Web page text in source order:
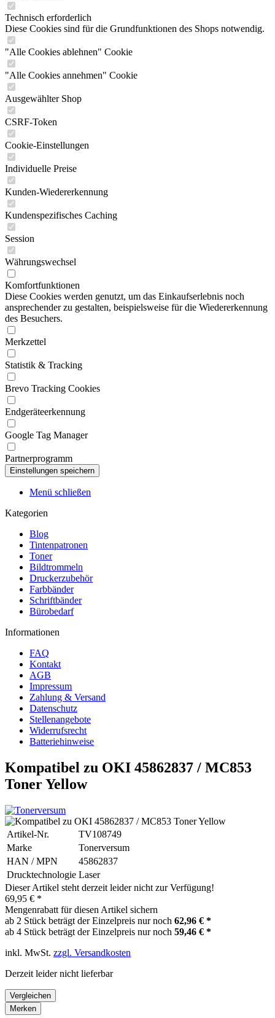
Technisch erforderlich
Diese Cookies sind für die Grundfunktionen des Shops notwendig.
"Alle Cookies ablehnen" Cookie
"Alle Cookies annehmen" Cookie
Ausgewählter Shop
CSRF-Token
Cookie-Einstellungen
Individuelle Preise
Kunden-Wiedererkennung
Kundenspezifisches Caching
Session
Währungswechsel
Komfortfunktionen
Diese Cookies werden genutzt, um das Einkaufserlebnis noch
ansprechender zu gestalten, beispielsweise für die Wiedererkennung
des Besuchers.
Merkzettel
Statistik & Tracking
Brevo Tracking Cookies
Endgeräteerkennung
Google Tag Manager
Partnerprogramm
Menü schließen
Kategorien
Blog
Tintenpatronen
Toner
Bildtrommeln
Druckerzubehör
Farbbänder
Schriftbänder
Bürobedarf
Informationen
FAQ
Kontakt
AGB
Impressum
Zahlung & Versand
Datenschutz
Stellenangebote
Widerrufsrecht
Batteriehinweise
Kompatibel zu OKI 45862837 / MC853
Toner Yellow
Artikel-Nr.
TV108749
Marke
Tonerversum
HAN / MPN
45862837
Drucktechnologie Laser
Dieser Artikel steht derzeit leider nicht zur Verfügung!
69,95 € *
Mengenrabatt für diesen Artikel sichern
ab 2 Stück beträgt der Einzelpreis nur noch 62,96 € *
ab 4 Stück beträgt der Einzelpreis nur noch 59,46 € *
inkl. MwSt. zzgl. Versandkosten
Derzeit leider nicht lieferbar
Vergleichen
Merken